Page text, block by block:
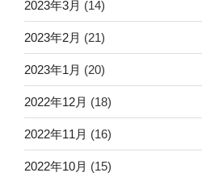
2023年3月 (14)
2023年2月 (21)
2023年1月 (20)
2022年12月 (18)
2022年11月 (16)
2022年10月 (15)